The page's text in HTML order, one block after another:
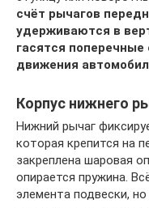
счёт рычагов
удерживаются в
гасятся
движения
Корпус нижнего
Нижний рычаг
которая крепится на
закреплена шаровая
опирается пружина.
элемента подвески,